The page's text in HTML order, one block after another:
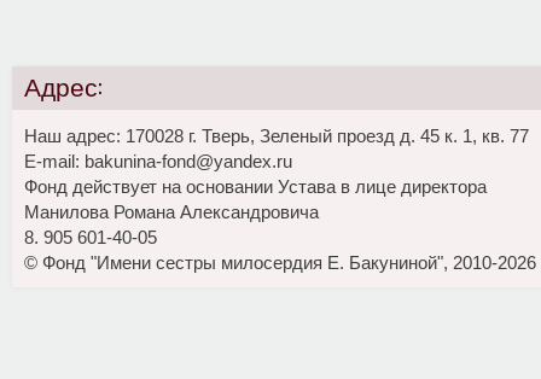
Адрес:
Наш адрес: 170028 г. Тверь, Зеленый проезд д. 45 к. 1, кв. 77
E-mail: bakunina-fond@yandex.ru
Фонд действует на основании Устава в лице директора
Манилова Романа Александровича
8. 905 601-40-05
© Фонд "Имени сестры милосердия Е. Бакуниной", 2010-2026